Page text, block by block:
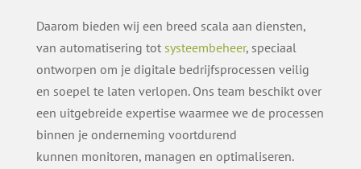
Daarom bieden wij een breed scala aan diensten,
van automatisering tot systeembeheer, speciaal
ontworpen om je digitale bedrijfsprocessen veilig
en soepel te laten verlopen. Ons team beschikt over
een uitgebreide expertise waarmee we de processen
binnen je onderneming voortdurend
kunnen monitoren, managen en optimaliseren.